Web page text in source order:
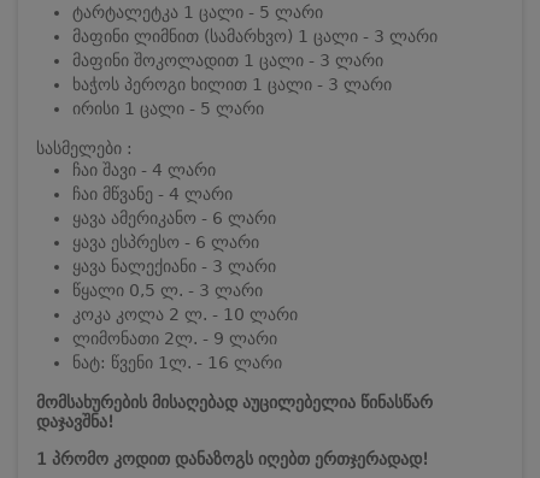
ტარტალეტკა 1 ცალი - 5 ლარი
მაფინი ლიმნით (სამარხვო) 1 ცალი - 3 ლარი
მაფინი შოკოლადით 1 ცალი - 3 ლარი
ხაჭოს პეროგი ხილით 1 ცალი - 3 ლარი
ირისი 1 ცალი - 5 ლარი
სასმელები :
ჩაი შავი - 4 ლარი
ჩაი მწვანე - 4 ლარი
ყავა ამერიკანო - 6 ლარი
ყავა ესპრესო - 6 ლარი
ყავა ნალექიანი - 3 ლარი
წყალი 0,5 ლ. - 3 ლარი
კოკა კოლა 2 ლ. - 10 ლარი
ლიმონათი 2ლ. - 9 ლარი
ნატ: წვენი 1ლ. - 16 ლარი
მომსახურების მისაღებად აუცილებელია წინასწარ
დაჯავშნა!
1 პრომო კოდით დანაზოგს იღებთ ერთჯერადად!